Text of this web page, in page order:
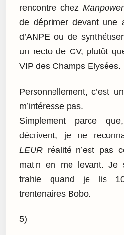
rencontre chez Manpower
de déprimer devant une
d’ANPE ou de
un recto de CV, plutôt
VIP des Champs Elysées.
Personnellement, c’est
m’intéresse pas.
Simplement parce
décrivent, je ne
LEUR réalité n’est pas
matin en me levant. Je
trahie quand je lis
trentenaires Bobo.
5)